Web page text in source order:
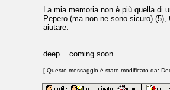
La mia memoria non è più quella di
Pepero (ma non ne sono sicuro)
aiutare.
deep... coming soon
[ Questo messaggio è stato modificato da: